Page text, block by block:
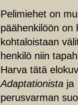
Pelimiehet on
päähenkilöön on
kohtaloistaan
henkilö niin
Harva tätä
Adaptationista ja
perusvarman